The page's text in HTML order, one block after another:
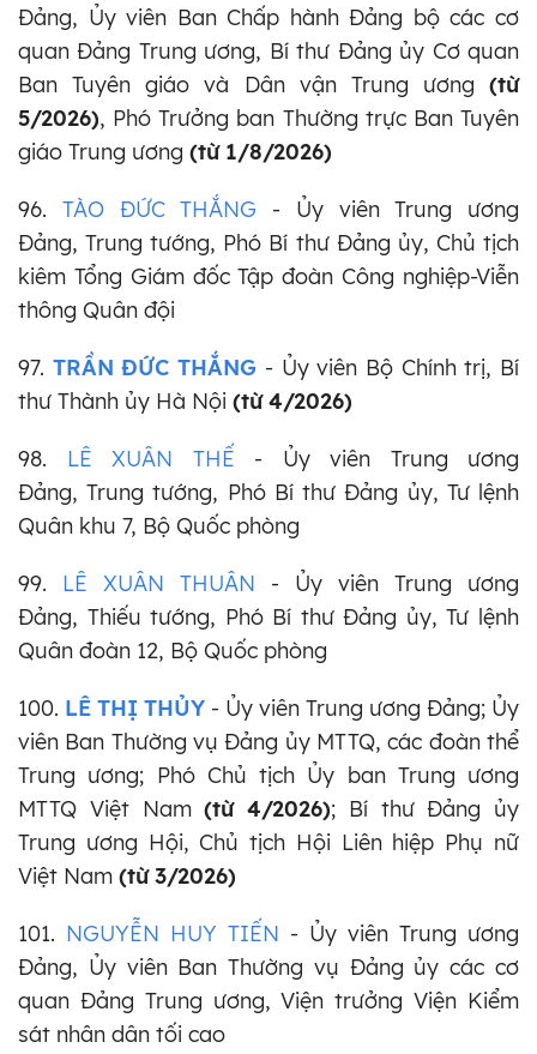
Đảng, Ủy viên Ban Chấp hành Đảng bộ các cơ
quan Đảng Trung ương, Bí thư Đảng ủy Cơ quan
Ban Tuyên giáo và Dân vận Trung ương (từ
5/2026), Phó Trưởng ban Thường trực Ban Tuyên
giáo Trung ương (từ 1/8/2026)
96. TÀO ĐỨC THẮNG - Ủy viên Trung ương
Đảng, Trung tướng, Phó Bí thư Đảng ủy, Chủ tịch
kiêm Tổng Giám đốc Tập đoàn Công nghiệp-Viễn
thông Quân đội
97. TRẦN ĐỨC THẮNG - Ủy viên Bộ Chính trị, Bí
thư Thành ủy Hà Nội (từ 4/2026)
98. LÊ XUÂN THẾ - Ủy viên Trung ương
Đảng, Trung tướng, Phó Bí thư Đảng ủy, Tư lệnh
Quân khu 7, Bộ Quốc phòng
99. LÊ XUÂN THUÂN - Ủy viên Trung ương
Đảng, Thiếu tướng, Phó Bí thư Đảng ủy, Tư lệnh
Quân đoàn 12, Bộ Quốc phòng
100. LÊ THỊ THỦY - Ủy viên Trung ương Đảng; Ủy
viên Ban Thường vụ Đảng ủy MTTQ, các đoàn thể
Trung ương; Phó Chủ tịch Ủy ban Trung ương
MTTQ Việt Nam(từ 4/2026); Bí thư Đảng ủy
Trung ương Hội, Chủ tịch Hội Liên hiệp Phụ nữ
Việt Nam (từ 3/2026)
101. NGUYỄN HUY TIẾN - Ủy viên Trung ương
Đảng, Ủy viên Ban Thường vụ Đảng ủy các cơ
quan Đảng Trung ương, Viện trưởng Viện Kiểm
sát nhân dân tối cao